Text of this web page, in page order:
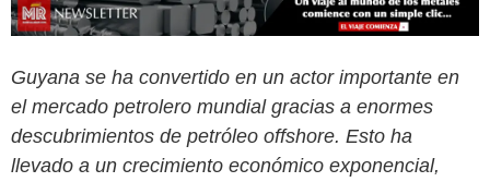
Guyana se ha convertido en un actor importante en
el mercado petrolero mundial gracias a enormes
descubrimientos de petróleo offshore. Esto ha
llevado a un crecimiento económico exponencial,